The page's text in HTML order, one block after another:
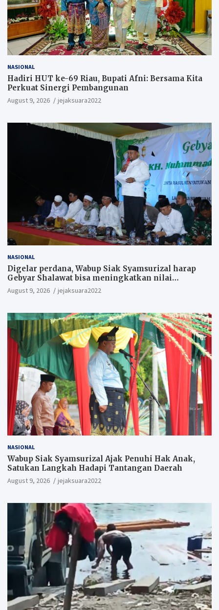
NASIONAL
Hadiri HUT ke-69 Riau, Bupati Afni: Bersama Kita
Perkuat Sinergi Pembangunan
August 9, 2026 jejaksuara2022
NASIONAL
Digelar perdana, Wabup Siak Syamsurizal harap
Gebyar Shalawat bisa meningkatkan nilai
keagamaan ditengah-tengah masyarakat.
August 9, 2026 jejaksuara2022
NASIONAL
Wabup Siak Syamsurizal Ajak Penuhi Hak Anak,
Satukan Langkah Hadapi Tantangan Daerah
August 9, 2026 jejaksuara2022